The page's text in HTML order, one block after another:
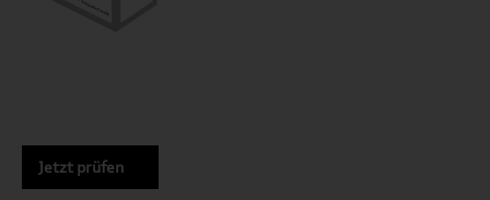
Jetzt prüfen